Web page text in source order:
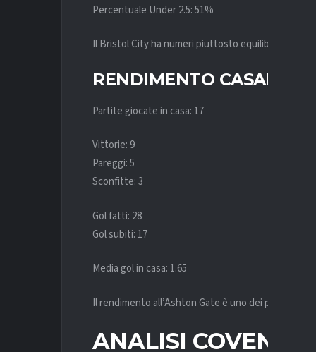
Percentuale Under 2.5: 51%
Il Bristol City ha numeri piuttosto equilibrati tra
RENDIMENTO CASALINGO
Partite giocate in casa: 17
Vittorie: 9
Pareggi: 5
Sconfitte: 3
Gol fatti: 28
Gol subiti: 17
Media gol in casa: 1.65
Il rendimento all’Ashton Gate è uno dei punti di
ANALISI COVENTRY